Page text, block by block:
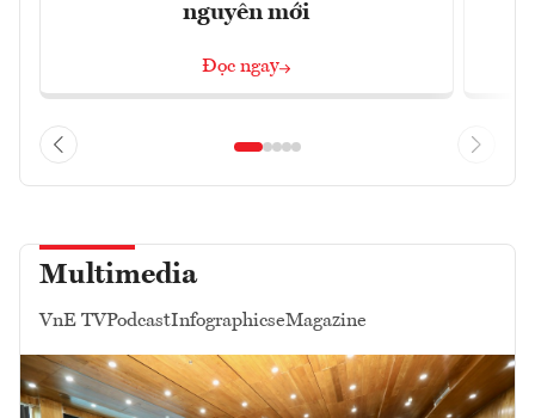
nguyên mới
Đọc ngay
Multimedia
VnE TVPodcastInfographicseMagazine